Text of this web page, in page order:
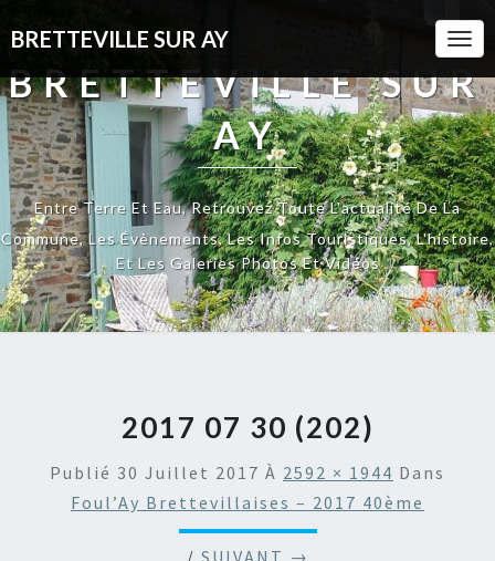
BRETTEVILLE SUR AY
BRETTEVILLE SUR
AY
Entre Terre Et Eau, Retrouvez Toute L'actualité De La
Commune, Les Évènements, Les Infos Touristiques, L'histoire,
Et Les Galeries Photos Et Vidéos
2017 07 30 (202)
Publié 30 Juillet 2017 À 2592 × 1944 Dans
Foul’Ay Brettevillaises – 2017 40ème
/ SUIVANT →